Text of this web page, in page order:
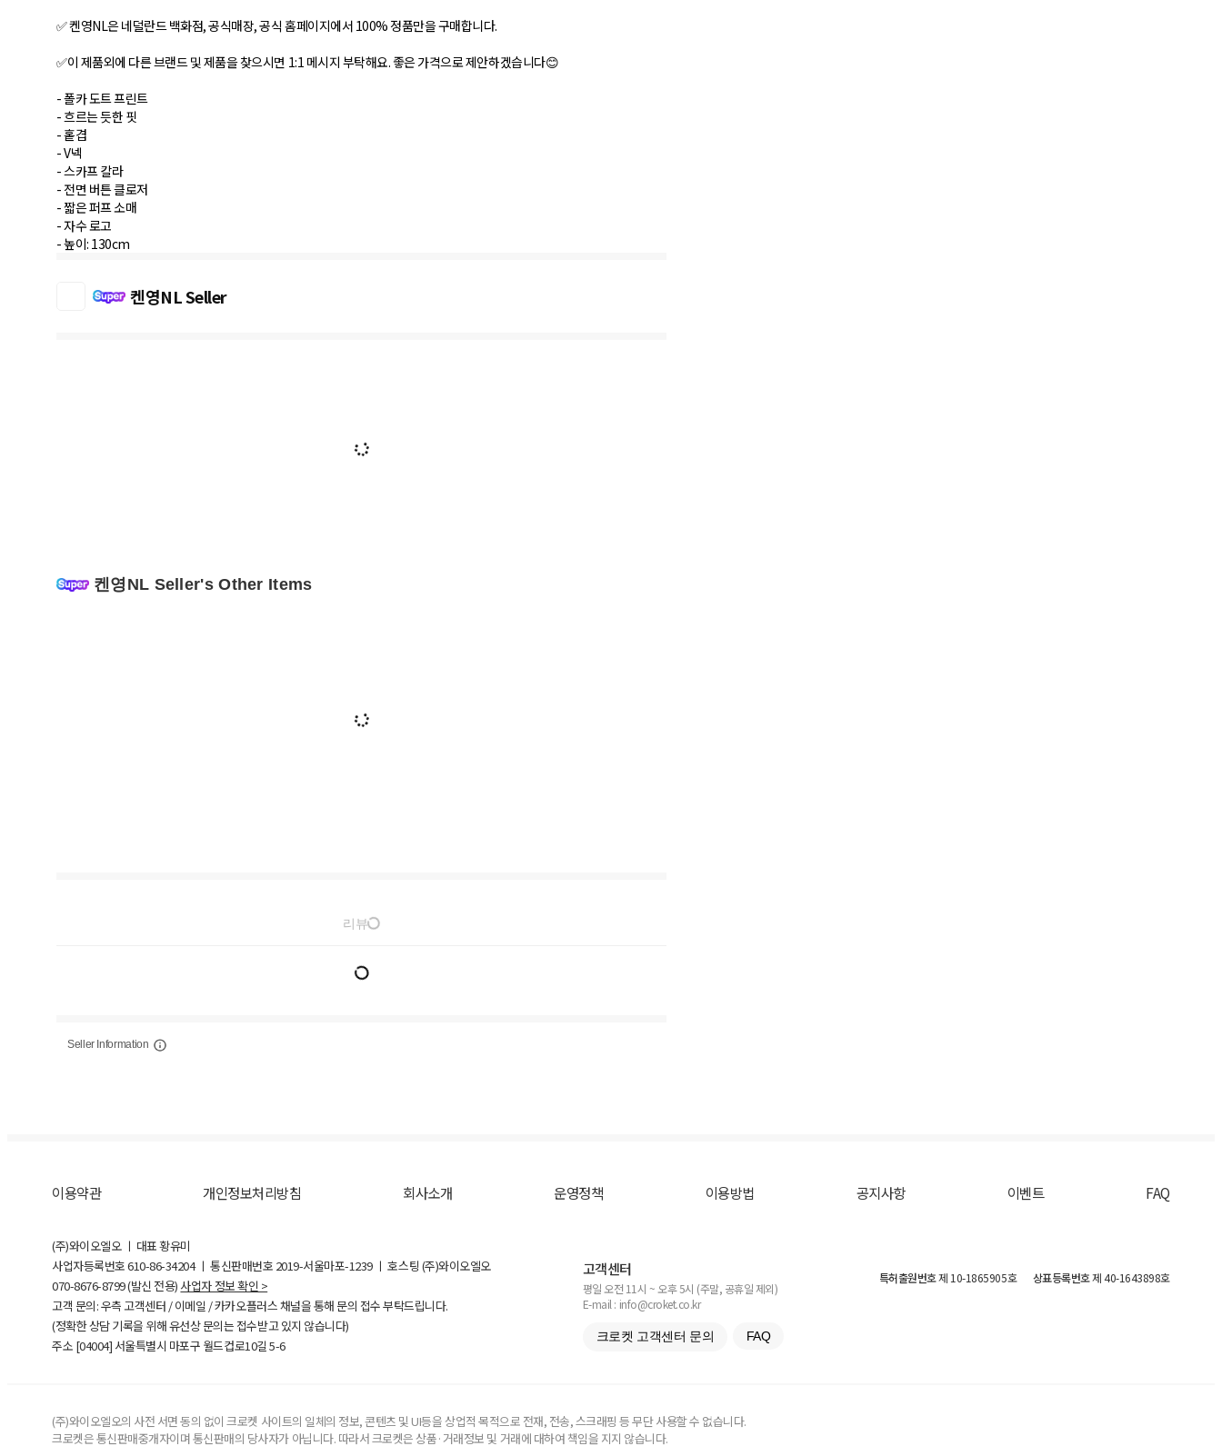
✅ 켄영NL은 네덜란드 백화점, 공식매장, 공식 홈페이지에서 100% 정품만을 구매합니다.
✅이 제품외에 다른 브랜드 및 제품을 찾으시면 1:1 메시지 부탁해요. 좋은 가격으로 제안하겠습니다😊
- 폴카 도트 프린트
- 흐르는 듯한 핏
- 홑겹
- V넥
- 스카프 칼라
- 전면 버튼 클로저
- 짧은 퍼프 소매
- 자수 로고
- 높이: 130cm
켄영NL Seller
켄영NL Seller's Other Items
리뷰
Seller Information
이용약관 개인정보처리방침 회사소개 운영정책 이용방법 공지사항 이벤트 FAQ
(주)와이오엘오 ㅣ 대표 황유미
사업자등록번호610-86-34204ㅣ 통신판매번호 2019-서울마포-1239 ㅣ 호스팅 (주)와이오엘오
070-8676-8799 (발신 전용) 사업자 정보 확인 >
고객 문의: 우측 고객센터 / 이메일 / 카카오플러스 채널을 통해 문의 접수 부탁드립니다.
(정확한 상담 기록을 위해 유선상 문의는 접수받고 있지 않습니다)
주소 [04004] 서울특별시 마포구 월드컵로10길5-6
고객센터
평일 오전 11시 ~ 오후 5시 (주말, 공휴일 제외)
E-mail : info@croket.co.kr
크로켓 고객센터 문의 FAQ
특허출원번호제 10-1865905호 상표등록번호제 40-1643898호
(주)와이오엘오의 사전 서면 동의 없이 크로켓 사이트의 일체의 정보, 콘텐츠 및 UI등을 상업적 목적으로 전재, 전송, 스크래핑 등 무단 사용할 수 없습니다.
크로켓은 통신판매중개자이며 통신판매의 당사자가 아닙니다. 따라서 크로켓은 상품·거래정보 및 거래에 대하여 책임을 지지 않습니다.